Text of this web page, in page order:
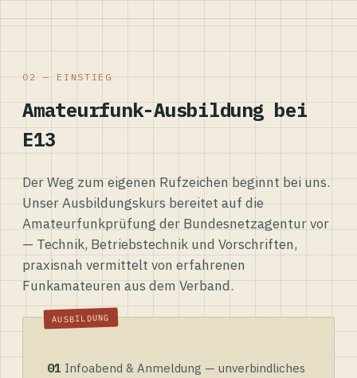
02 — EINSTIEG
Amateurfunk-Ausbildung bei
E13
Der Weg zum eigenen Rufzeichen beginnt bei uns.
Unser Ausbildungskurs bereitet auf die
Amateurfunkprüfung der Bundesnetzagentur vor
— Technik, Betriebstechnik und Vorschriften,
praxisnah vermittelt von erfahrenen
Funkamateuren aus dem Verband.
01 Infoabend & Anmeldung — unverbindliches